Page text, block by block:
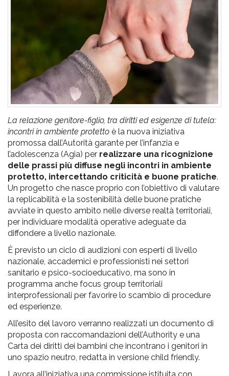
l'adolescenza
La relazione genitore-figlio, tra diritti ed esigenze di tutela:
incontri in ambiente protetto è la nuova iniziativa
promossa dall’Autorità garante per l’infanzia e
l’adolescenza (Agia) per realizzare una ricognizione
delle prassi più diffuse negli incontri in ambiente
protetto, intercettando criticità e buone pratiche.
Un progetto che nasce proprio con l’obiettivo di valutare
la replicabilità e la sostenibilità delle buone pratiche
avviate in questo ambito nelle diverse realtà territoriali,
per individuare modalità operative adeguate da
diffondere a livello nazionale.
È previsto un ciclo di audizioni con esperti di livello
nazionale, accademici e professionisti nei settori
sanitario e psico-socioeducativo, ma sono in
programma anche focus group territoriali
interprofessionali per favorire lo scambio di procedure
ed esperienze.
All’esito del lavoro verranno realizzati un documento di
proposta con raccomandazioni dell’Authority e una
Carta dei diritti dei bambini che incontrano i genitori in
uno spazio neutro, redatta in versione child friendly.